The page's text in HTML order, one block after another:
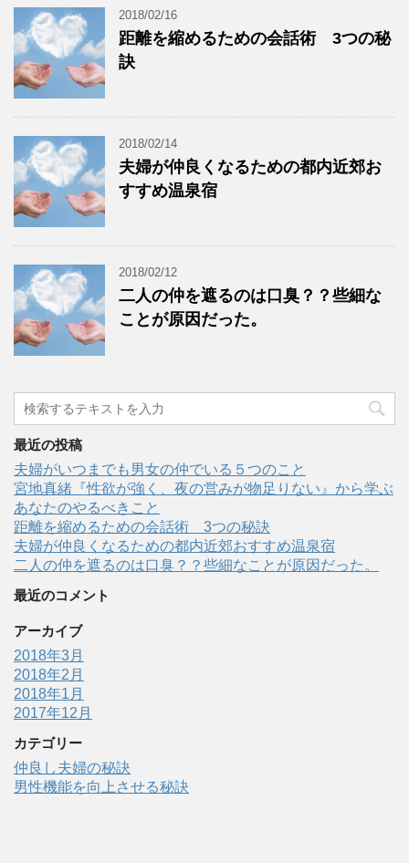
2018/02/16
距離を縮めるための会話術 3つの秘
訣
2018/02/14
夫婦が仲良くなるための都内近郊お
すすめ温泉宿
2018/02/12
二人の仲を遮るのは口臭？？些細な
ことが原因だった。
最近の投稿
夫婦がいつまでも男女の仲でいる５つのこと
宮地真緒『性欲が強く、夜の営みが物足りない』から学ぶ
あなたのやるべきこと
距離を縮めるための会話術 3つの秘訣
夫婦が仲良くなるための都内近郊おすすめ温泉宿
二人の仲を遮るのは口臭？？些細なことが原因だった。
最近のコメント
アーカイブ
2018年3月
2018年2月
2018年1月
2017年12月
カテゴリー
仲良し夫婦の秘訣
男性機能を向上させる秘訣